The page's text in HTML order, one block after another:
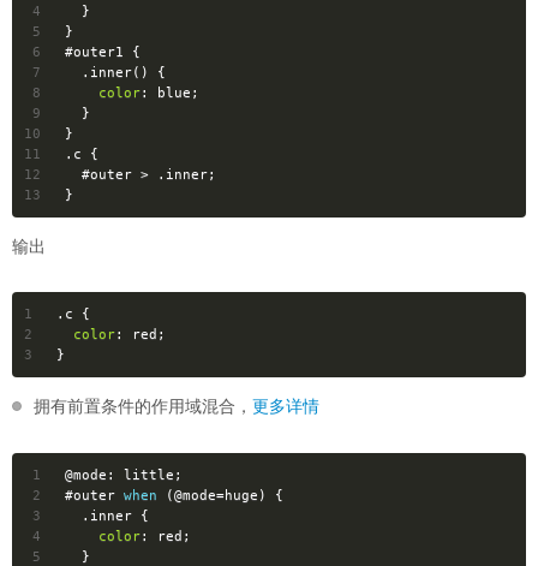
4
5
6
7
8
9
10
11
12
13
  }
}
#outer1
{
.inner() {
color: blue;
  }
}
.c {
#outer > .inner;
}
输出
1
2
3
.c {
color: red;
}
拥有前置条件的作用域混合， 更多详情
1
2
3
4
5
@mode:
little;
#outer when (@mode=huge) {
.inner {
color: red;
  }